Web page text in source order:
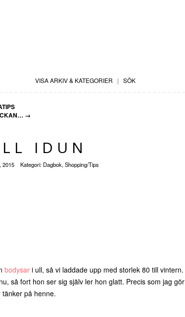
VISA ARKIV & KATEGORIER | SÖK
→
IDUN
2015 Kategori: Dagbok, Shopping/Tips
bodysar i ull, så vi laddade upp med storlek 80 till vintern.
så fort hon ser sig själv ler hon glatt. Precis som jag gör
på henne.